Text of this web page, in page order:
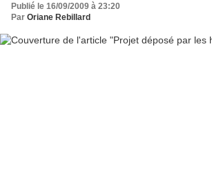
Publié le 16/09/2009 à 23:20
Par Oriane Rebillard